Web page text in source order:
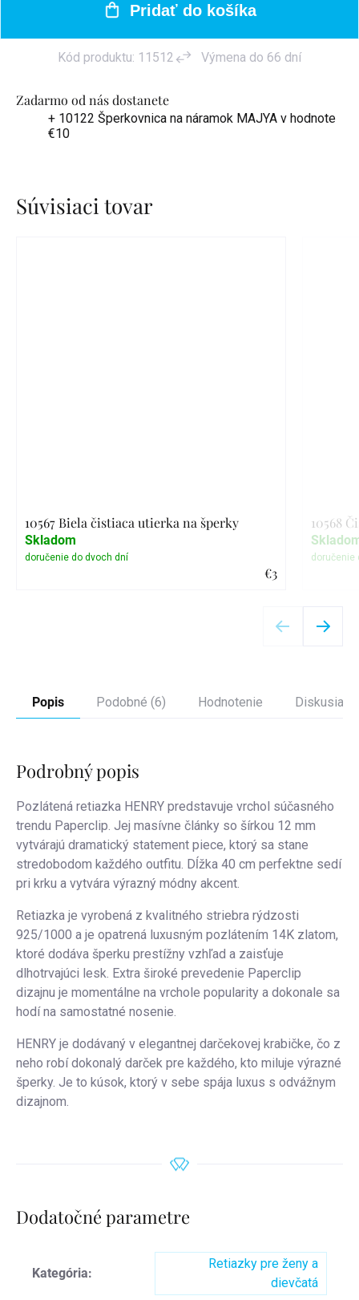
Zadarmo od nás dostanete
+ 10122 Šperkovnica na náramok MAJYA v hodnote
€10
Pridať do košíka
Kód produktu: 11512 Výmena do 66 dní
Súvisiaci tovar
10567 Biela čistiaca utierka na šperky
€3
Skladom
10568
Popis Podobné (6) Hodnotenie Diskusia
Podrobný popis
Pozlátená retiazka HENRY predstavuje vrchol súčasného
trendu Paperclip. Jej masívne články so šírkou 12 mm
vytvárajú dramatický statement piece, ktorý sa stane
stredobodom každého outfitu. Dĺžka 40 cm perfektne sedí
pri krku a vytvára výrazný módny akcent.
Retiazka je vyrobená z kvalitného striebra rýdzosti
925/1000 a je opatrená luxusným pozlátením 14K zlatom,
ktoré dodáva šperku prestížny vzhľad a zaisťuje
dlhotrvajúci lesk. Extra široké prevedenie Paperclip
dizajnu je momentálne na vrchole popularity a dokonale sa
hodí na samostatné nosenie.
HENRY je dodávaný v elegantnej darčekovej krabičke, čo z
neho robí dokonalý darček pre každého, kto miluje výrazné
šperky. Je to kúsok, ktorý v sebe spája luxus s odvážnym
dizajnom.
Dodatočné parametre
Kategória:
Retiazky pre ženy a
dievčatá